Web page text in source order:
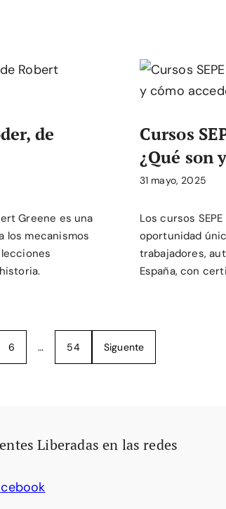
de
Greene es una
los mecanismos
Cursos
¿Qué son
31 mayo, 2025
Los cursos
oportunidad
trabajadores,
España, con
6 … 54 Siguente
Liberadas en las redes